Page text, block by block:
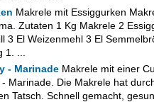
Makrele mit Essiggurken
Zutaten 1 Kg Makrele 2
3 El Weizenmehl 3 El
1. ...
- Marinade Makrele mit einer
Marinade. Die Makrele hat
Tatsch. Schnell gemacht,